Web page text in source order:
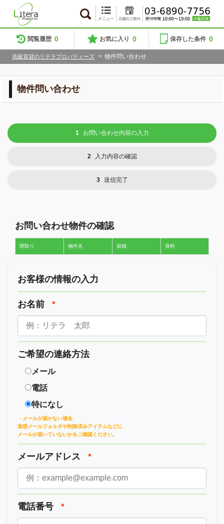
閲覧履歴 0 お気に入り 0 保存した条件 0
高級賃貸のリテラプロパティーズ > 物件問い合わせ
物件問い合わせ
1 お問い合わせ内容の入力
2 入力内容の確認
3 送信完了
お問い合わせ物件の確認
間取り 物件名 面積 賃料
お客様の情報の入力
お名前 *
ご希望の連絡方法
メール
電話
特になし
・メールが届かない場合、
迷惑メールフォルダや削除済みアイテムなどに
メールが届いていないかをご確認ください。
メールアドレス *
電話番号 *